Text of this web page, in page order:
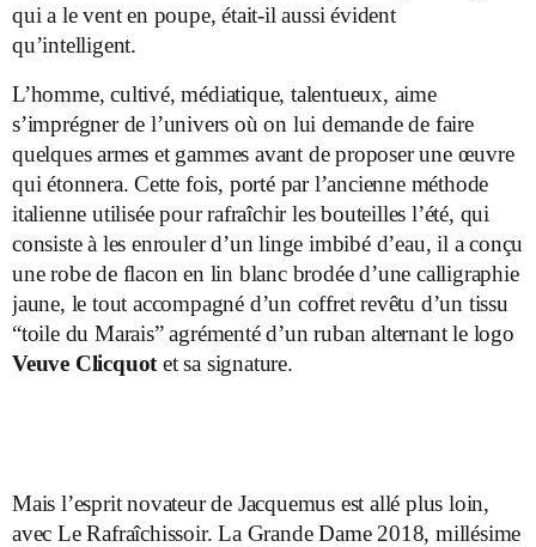
qui a le vent en poupe, était-il aussi évident
qu’intelligent.
L’homme, cultivé, médiatique, talentueux, aime
s’imprégner de l’univers où on lui demande de faire
quelques armes et gammes avant de proposer une œuvre
qui étonnera. Cette fois, porté par l’ancienne méthode
italienne utilisée pour rafraîchir les bouteilles l’été, qui
consiste à les enrouler d’un linge imbibé d’eau, il a conçu
une robe de flacon en lin blanc brodée d’une calligraphie
jaune, le tout accompagné d’un coffret revêtu d’un tissu
“toile du Marais” agrémenté d’un ruban alternant le logo
Veuve Clicquotet sa signature.
Mais l’esprit novateur de Jacquemus est allé plus loin,
avec Le Rafraîchissoir. La Grande Dame 2018, millésime